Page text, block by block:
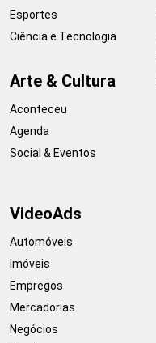
Esportes
Ciência e Tecnologia
Arte & Cultura
Aconteceu
Agenda
Social & Eventos
VideoAds
Automóveis
Imóveis
Empregos
Mercadorias
Negócios